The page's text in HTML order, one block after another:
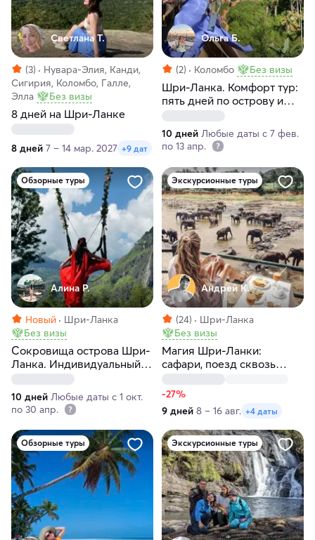
Светлана Т.
(3)
Нувара-Элия, Канди,
Сигирия, Коломбо, Галле,
Элла
Без визы
8 дней на Шри-Ланке
8 дней 7 – 14 мар. 2027 +9 дат
Ольга Б.
(2) Коломбо Без визы
Шри-Ланка. Комфорт тур:
пять дней по острову и
10 дней Любые даты с 7 фев.
по 13 апр.
Обзорные туры
Алина Р.
Новый
Шри-Ланка
Без визы
Сокровища острова Шри-
Ланка. Индивидуальный
местам
10 дней Любые даты с 1 окт.
по 30 апр.
Экскурсионные туры
Андрей К.
(24)
Шри-Ланка
Без визы
Магия Шри-Ланки:
сафари, поезд сквозь
отдых у океана
-27%
9 дней 8 – 16 авг. +4 даты
Обзорные туры Экскурсионные туры